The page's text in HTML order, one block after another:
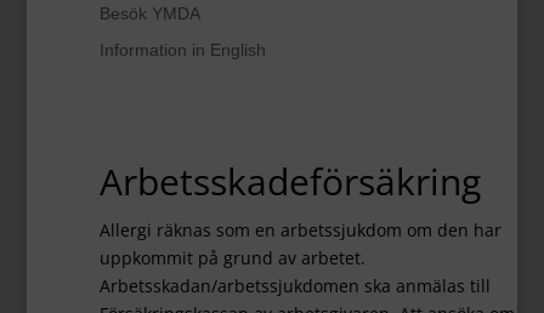
Besök YMDA
Information in English
Arbetsskadeförsäkring
Allergi räknas som en arbetssjukdom om den har
uppkommit på grund av arbetet.
Arbetsskadan/arbetssjukdomen ska anmälas till